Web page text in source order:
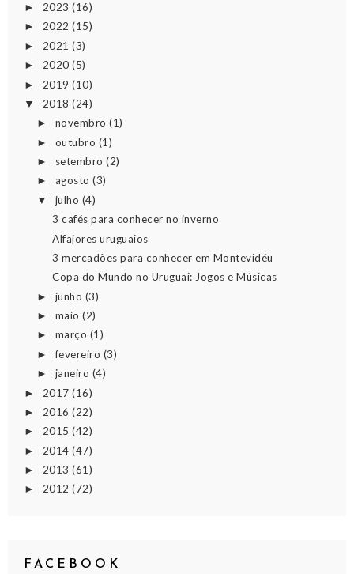
► 2023 (16)
► 2022 (15)
► 2021 (3)
► 2020 (5)
► 2019 (10)
▼ 2018 (24)
► novembro(1)
► outubro (1)
► setembro(2)
► agosto(3)
▼ julho (4)
3 cafés para conhecer no inverno
Alfajores uruguaios
3 mercadões para conhecer em Montevidéu
Copa do Mundo no Uruguai: Jogos e Músicas
► junho (3)
► maio(2)
► março (1)
►fevereiro (3)
► janeiro (4)
► 2017 (16)
► 2016 (22)
► 2015 (42)
► 2014 (47)
► 2013 (61)
► 2012 (72)
FACEBOOK